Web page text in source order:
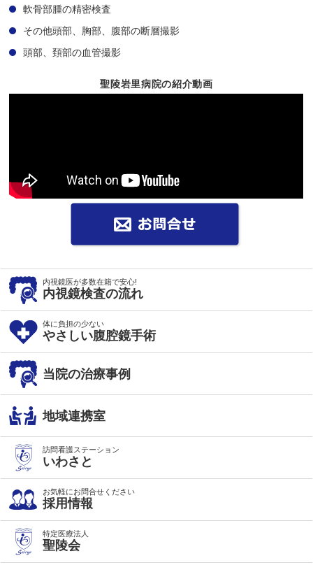
軟骨部腫の精密検査
その他頭部、胸部、腹部の断層撮影
頭部、頚部の血管撮影
聖陵岩里病院の紹介動画
内視鏡医が多数在籍で安心!
内視鏡検査の流れ
体に負担の少ない
やさしい腹腔鏡手術
当院の治療事例
地域連携室
訪問看護ステーション
いわさと
お気軽にお問合せください
採用情報
特定医療法人
聖陵会